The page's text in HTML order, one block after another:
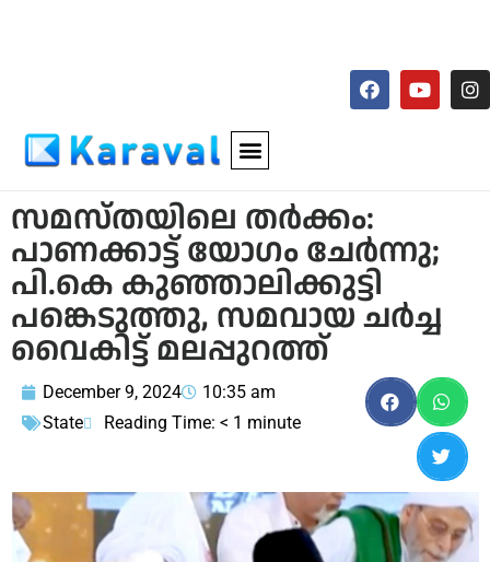
സമസ്തയിലെ തര്‍ക്കം:
പാണക്കാട്ട് യോഗം ചേര്‍ന്നു;
പി.കെ കുഞ്ഞാലിക്കുട്ടി
പങ്കെടുത്തു, സമവായ ചര്‍ച്ച
വൈകിട്ട് മലപ്പുറത്ത്
December 9, 2024
10:35 am
State
Reading Time: < 1 minute